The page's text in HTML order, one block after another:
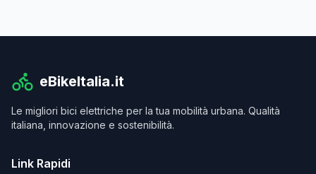
eBikeItalia.it
Le migliori bici elettriche per la tua mobilità urbana. Qualità
italiana, innovazione e sostenibilità.
Link Rapidi